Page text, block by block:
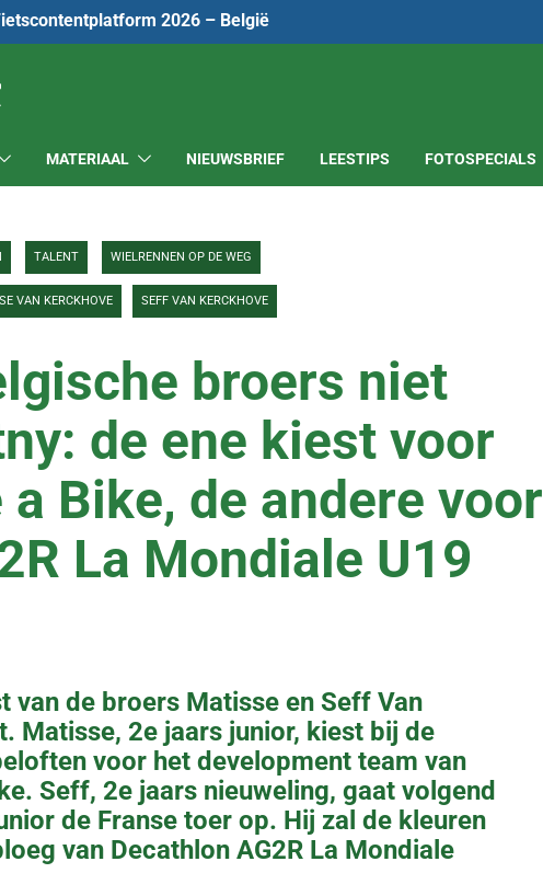
2026 – België
MATERIAAL NIEUWSBRIEF LEESTIPS FOTOSPECIALS
TALENT WIELRENNEN OP DE WEG
VAN KERCKHOVE SEFF VAN KERCKHOVE
broers niet
de ene kiest voor
Bike, de andere voor
La Mondiale U19
van de broers Matisse en Seff Van
Matisse, 2e jaars junior, kiest bij de
voor het development team van
Seff, 2e jaars nieuweling, gaat volgend
de Franse toer op. Hij zal de kleuren
van Decathlon AG2R La Mondiale